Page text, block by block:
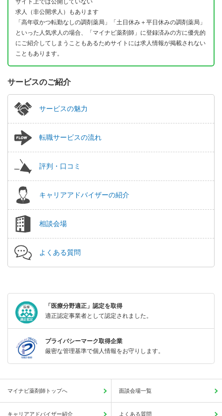
求人（非公開求人）もあります
「高年収かつ転勤なしの調剤薬局」「土日休み＋平日休みの調剤薬局」
といった人気求人の場合、「マイナビ薬剤師」に登録済みの方に優先的
にご紹介してしまうこともあるためサイトには求人情報が掲載されない
こともあります。
サービスのご紹介
サービスの魅力
転職サービスの流れ
評判・口コミ
キャリアアドバイザーの紹介
相談会場
よくある質問
「医療分野適正」認定を取得
適正認定事業者として認定されました。
プライバシーマーク取得企業
厳密な管理基準で個人情報をお守りします。
マイナビ薬剤師トップへ 面談会場一覧
キャリアアドバイザー紹介 よくある質問